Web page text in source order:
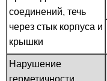
соединений, течь
через стык корпуса и
крышки
Нарушение